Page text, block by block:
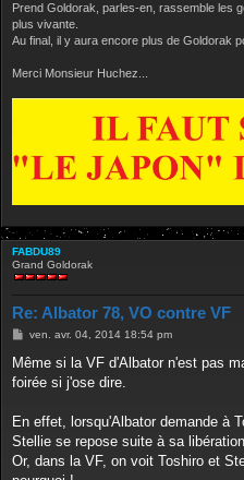
Prend Goldorak, parles-en, rassemble les
plus vivante.
Au final, il y aura encore plus de Goldorak
Merci Monsieur Huchez...
FABDU89
Grand Goldorak
Re: Albator 78, VO contre VF
M
s
a
ven. avr. 04, 2014 18:54 pm
Même si la VF d'Albator n'est pas
foirée si j'ose dire.
En effet, lorsqu'Albator demande à
Stellie se repose suite à sa
Or, dans la VF, on voit Toshiro et